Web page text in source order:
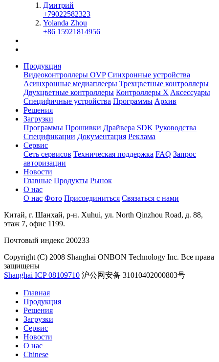
Дмитрий
+79022582323
Yolanda Zhou
+86 15921814956
Продукция
Видеоконтроллеры OVP Синхронные устройства
Асинхронные медиаплееры Трехцветные контроллеры
Двухцветные контроллеры Контроллеры X Aксессуары
Специфичные устройства Программы Архив
Решения
Загрузки
Программы Прошивки Драйвера SDK Руководства
Спецификации Документация Реклама
Сервис
Сеть сервисов Техническая поддержка FAQ Запрос
авторизации
Новости
Главные Продукты Рынок
О нас
О нас Фото Присоединиться Связаться с нами
Китай, г. Шанхай, р-н. Xuhui, ул. North Qinzhou Road, д. 88,
этаж 7, офис 1199.
Почтовый индекс 200233
Copyright (C) 2008 Shanghai ONBON Technology Inc. Все права
защищены
Shanghai ICP 08109710 沪公网安备 31010402000803号
Главная
Продукция
Решения
Загрузки
Сервис
Новости
О нас
Chinese